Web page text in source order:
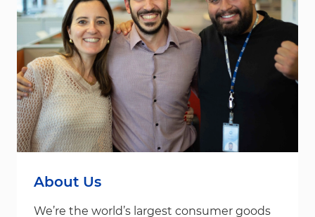
About Us
We’re the world’s largest consumer goods